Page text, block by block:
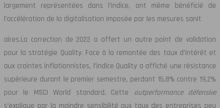
largement représentées dans l’indice, ont même bénéficié de
l’accélération de la digitalisation imposée par les mesures sanit
aires.La correction de 2022 a offert un autre point de validation
pour la stratégie Quality. Face à la remontée des taux d’intérêt et
aux craintes inflationnistes, l’indice Quality a affiché une résistance
supérieure durant le premier semestre, perdant 15,8% contre 19,2%
pour le MSCI World standard. Cette outperformance défensive
s’explique par la moindre sensibilité aux taux des entreprises peu